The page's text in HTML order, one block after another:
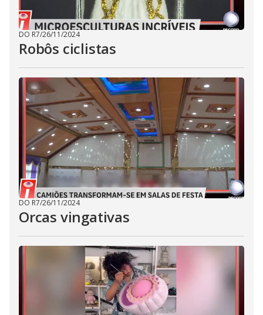
DO R7/26/11/2024
Robôs ciclistas
DO R7/26/11/2024
Orcas vingativas